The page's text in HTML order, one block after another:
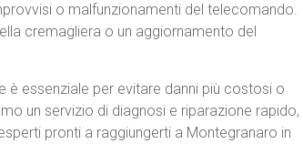
o malfunzionamenti del telecomando.
cremagliera o un aggiornamento del
è essenziale per evitare danni più costosi o
un servizio di diagnosi e riparazione rapido,
pronti a raggiungerti a Montegranaro in